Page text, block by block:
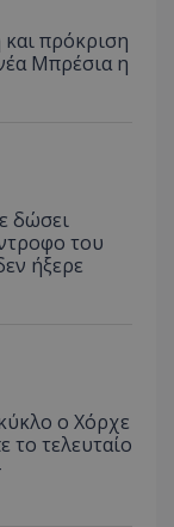
πρόκριση
Μπρέσια η
δώσει
του
ήξερε
ο Χόρχε
το τελευταίο